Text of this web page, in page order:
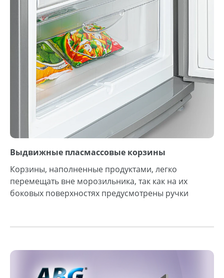
Выдвижные пласмассовые корзины
Корзины, наполненные продуктами, легко
перемещать вне морозильника, так как на их
боковых поверхностях предусмотрены ручки